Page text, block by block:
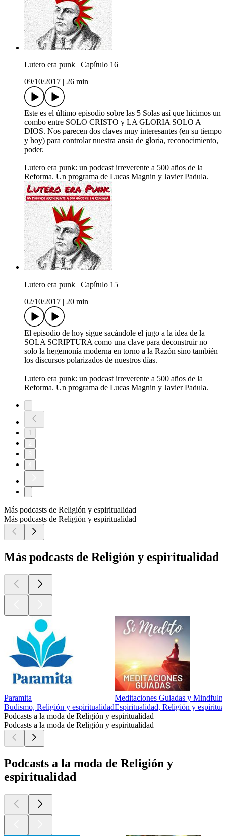
Lutero era punk | Capítulo 16
09/10/2017
26 min
Este es el último episodio sobre las 5 Solas así que hicimos un
combo entre SOLO CRISTO y LA GLORIA SOLO A
DIOS. Nos parecen dos claves muy interesantes (en su tiempo
y hoy) para controlar nuestra ansia de gloria, reconocimiento,
poder.
Lutero era punk: un podcast irreverente a 500 años de la
Reforma. Un programa de Lucas Magnin y Javier Padula.
Lutero era punk | Capítulo 15
02/10/2017
20 min
El episodio de hoy sigue sacándole el jugo a la idea de la
SOLA SCRIPTURA como una clave para deconstruir no
solo la hegemonía moderna en torno a la Razón sino también
los discursos polarizados de nuestros días.
Lutero era punk: un podcast irreverente a 500 años de la
Reforma. Un programa de Lucas Magnin y Javier Padula.
1
Más podcasts de Religión y espiritualidad
Más podcasts de Religión y espiritualidad
Más podcasts de Religión y espiritualidad
Paramita
Budismo, Religión y espiritualidad
Meditaciones Guiadas y
Espiritualidad, Religión y
Podcasts a la moda de Religión y espiritualidad
Podcasts a la moda de Religión y espiritualidad
Podcasts a la moda de Religión y
espiritualidad